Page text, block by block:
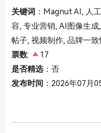
关键词 ：Magnut AI, 人
容, 专业营销, AI图像生
帖子, 视频制作, 品牌一致
票数:
17
是否精选：否
发布时间 ：2026年07月